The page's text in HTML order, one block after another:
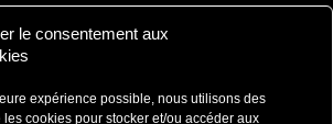
le consentement aux
expérience possible, nous utilisons des
cookies pour stocker et/ou accéder aux